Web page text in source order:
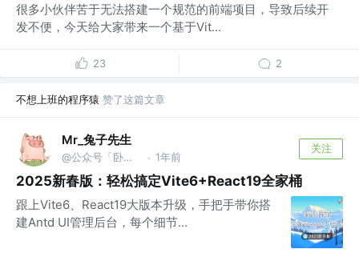
很多小伙伴苦于无法搭建一个规范的前端项目，导致后续开
发不便，今天给大家带来一个基于Vit...
23 2
不想上班的程序猿 赞了这篇文章
Mr_兔子先生
@公众号「卧梅又闻花」 · 1年前
关注
2025新春版：轻松搞定Vite6+React19全家桶
跟上Vite6、React19大版本升级，手把手带你搭
建Antd UI管理后台，每个细节...